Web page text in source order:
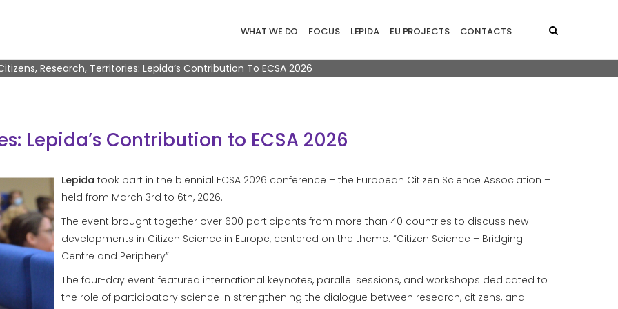
WHAT WE DO FOCUS LEPIDA EU PROJECTS CONTACTS
Research, Territories: Lepida’s Contribution To ECSA 2026
Lepida’s Contribution to ECSA 2026
Lepida took part in the biennial ECSA 2026 conference – the European Citizen Science Association –
held from March 3rd to 6th, 2026.
The event brought together over 600 participants from more than 40 countries to discuss new
developments in Citizen Science in Europe, centered on the theme: “Citizen Science – Bridging
Centre and Periphery”.
The four-day event featured international keynotes, parallel sessions, and workshops dedicated to
the role of participatory science in strengthening the dialogue between research, citizens, and